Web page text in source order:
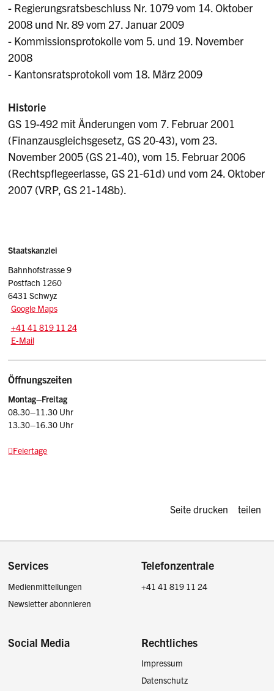
- Regierungsratsbeschluss Nr. 1079 vom 14. Oktober
2008 und Nr. 89 vom 27. Januar 2009
- Kommissionsprotokolle vom 5. und 19. November
2008
- Kantonsratsprotokoll vom 18. März 2009
Historie
GS 19-492 mit Änderungen vom 7. Februar 2001
(Finanzausgleichsgesetz, GS 20-43), vom 23.
November 2005 (GS 21-40), vom 15. Februar 2006
(Rechtspflegeerlasse, GS 21-61d) und vom 24. Oktober
2007 (VRP, GS 21-148b).
Sidebar
Adresse
Staatskanzlei
Bahnhofstrasse 9
Postfach 1260
6431 Schwyz
Google Maps
Tel.:
+41 41 819 11 24
E-Mail: srsz
E-Mail
Öffnungszeiten
Montag–Freitag
08.30–11.30 Uhr
13.30–16.30 Uhr
Feiertage
Diese Seite
Seite drucken teilen
Footer
Services
Medienmitteilungen
Newsletter abonnieren
Telefonzentrale
+41 41 819 11 24
Social Media Rechtliches
Impressum
Datenschutz